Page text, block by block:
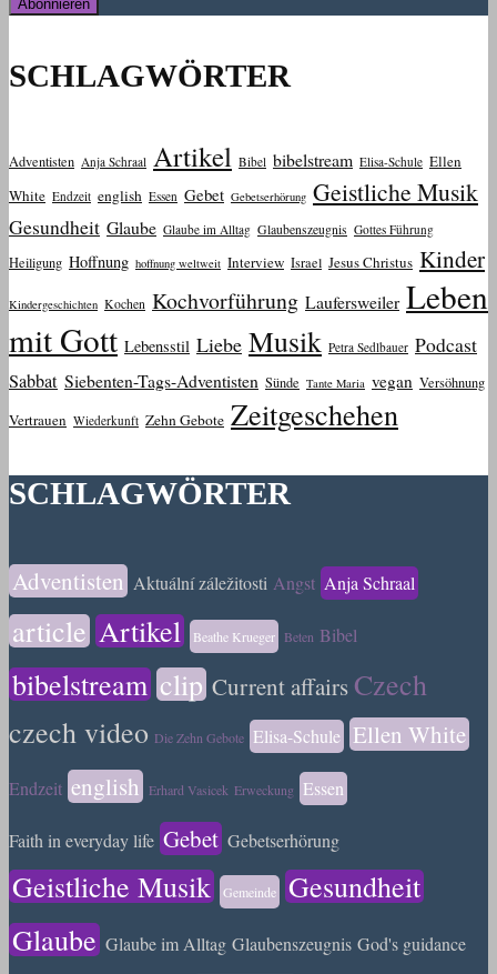
SCHLAGWÖRTER
Adventisten Anja Schraal Artikel Bibel bibelstream Elisa-Schule Ellen
White Endzeit english Essen Gebet Gebetserhörung Geistliche Musik
Gesundheit Glaube Glaube im Alltag Glaubenszeugnis Gottes Führung
Heiligung Hoffnung hoffnung weltweit Interview Israel Jesus Christus Kinder
Kindergeschichten Kochen Kochvorführung Laufersweiler Leben
mit Gott Lebensstil Liebe Musik Petra Sedlbauer Podcast
Sabbat Siebenten-Tags-Adventisten Sünde Tante Maria vegan Versöhnung
Vertrauen Wiederkunft Zehn Gebote Zeitgeschehen
SCHLAGWÖRTER
Adventisten Aktuální záležitosti Angst Anja Schraal
article Artikel Beathe Krueger Beten Bibel
bibelstream clip Current affairs Czech
czech video Die Zehn Gebote Elisa-Schule Ellen White
Endzeit english Erhard Vasicek Erweckung Essen
Faith in everyday life Gebet Gebetserhörung
Geistliche Musik Gemeinde
Gesundheit
Glaube Glaube im Alltag Glaubenszeugnis God's guidance